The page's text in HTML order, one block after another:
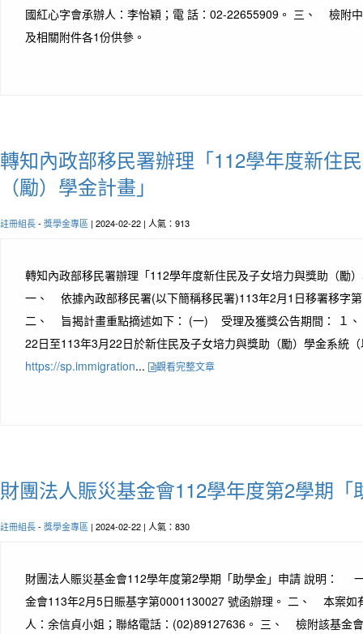
國紅心字會承辦人：李怡穎；電 話：02-22655909。 三、 檢附
及相關附件各1份供參。
轉知內政部移民署辦理「112學年度新住
（勵）學金計畫」
註冊組長- 獎學金專區 | 2024-02-22 | 人氣：913
轉知內政部移民署辦理「112學年度新住民及子女培力與獎助（
一、 依據內政部移民署(以下簡稱移民署)113年2月1日移署移字
二、 旨揭計畫重點摘述如下： (一) 受理及獲獎公告期間： １
22日至113年3月22日於新住民及子女培力與獎助（勵）學金系統
https://sp.immigration... 觀看完整文章
財團法人賑災基金會112學年度第2學期「
註冊組長- 獎學金專區 | 2024-02-22 | 人氣：830
財團法人賑災基金會112學年度第2學期「助學金」申請 說明：
金會113年2月5日賑基字第0001130027 號函辦理。 二、 本案如
人：余信貞小姐；聯絡電話：(02)89127636。 三、 檢附該基金